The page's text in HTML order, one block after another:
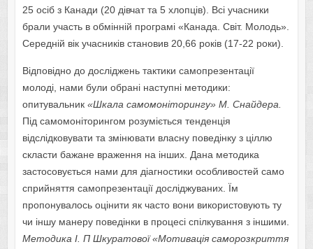
25 осіб з Канади (20 дівчат та 5 хлопців). Всі учасники
брали участь в обмінній програмі «Канада. Світ. Молодь».
Середній вік учасників становив 20,66 років (17-22 роки).
Відповідно до досліджень тактики самопрезентації
молоді, нами були обрані наступні методики:
опитувальник «Шкала самомоніторингу» М. Снайдера.
Під самомоніторингом розуміється тенденція
відслідковувати та змінювати власну поведінку з ціллю
скласти бажане враження на інших. Дана методика
застосовується нами для діагностики особливостей само
сприйняття самопрезентації досліджуваних. Їм
пропонувалось оцінити як часто вони використовують ту
чи іншу манеру поведінки в процесі спілкування з іншими.
Методика І. П Шкуратової «Мотивація саморозкриття